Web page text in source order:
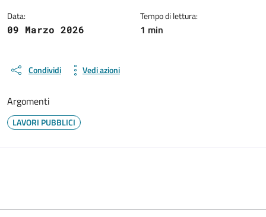
Data:
09 Marzo 2026
Tempo di lettura:
1 min
Condividi Vedi azioni
Argomenti
LAVORI PUBBLICI